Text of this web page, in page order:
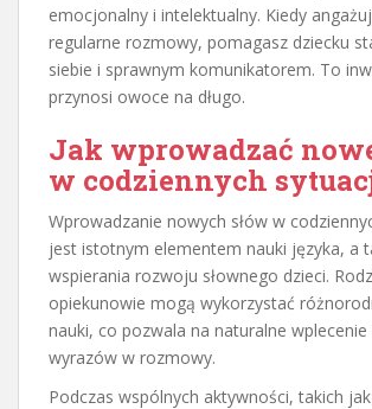
emocjonalny i intelektualny. Kiedy
regularne rozmowy, pomagasz dziecku
siebie i sprawnym komunikatorem. To
przynosi owoce na długo.
Jak wprowadzać
w codziennych
Wprowadzanie nowych słów w
jest istotnym elementem nauki języka, a
wspierania rozwoju słownego dzieci.
opiekunowie mogą wykorzystać
nauki, co pozwala na naturalne wplecenie
wyrazów w rozmowy.
Podczas wspólnych aktywności, takich jak